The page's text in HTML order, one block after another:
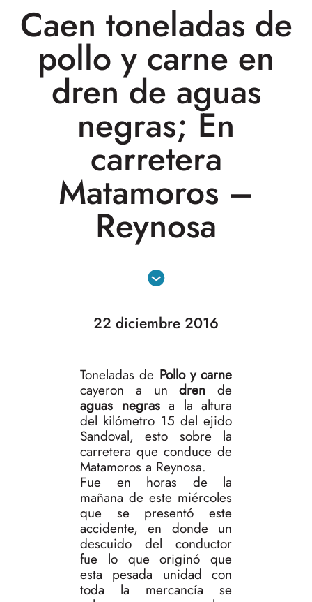
Caen toneladas de
pollo y carne en
dren de aguas
negras; En
carretera
Matamoros –
Reynosa
22 diciembre 2016
Toneladas de Pollo y carne
cayeron a undren de
aguas negras a la altura
del kilómetro 15 del ejido
Sandoval, esto sobre la
carretera que conduce de
Matamoros a Reynosa.
Fue en horas de la
mañana de este miércoles
que se presentó este
accidente, en donde un
descuido del conductor
fue lo que originó que
esta pesada unidad con
toda la mercancía se